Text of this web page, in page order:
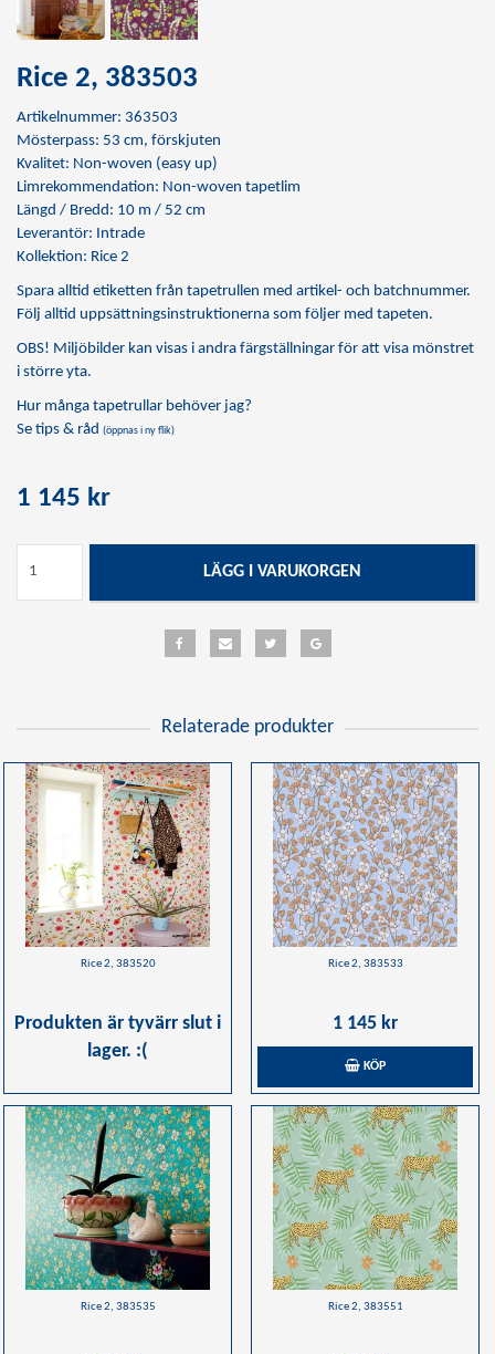
Rice 2, 383503
Artikelnummer: 363503
Mösterpass: 53 cm, förskjuten
Kvalitet: Non-woven (easy up)
Limrekommendation: Non-woven tapetlim
Längd / Bredd: 10 m / 52 cm
Leverantör: Intrade
Kollektion: Rice 2
Spara alltid etiketten från tapetrullen med artikel- och batchnummer.
Följ alltid uppsättningsinstruktionerna som följer med tapeten.
OBS! Miljöbilder kan visas i andra färgställningar för att visa mönstret
i större yta.
Hur många tapetrullar behöver jag?
Se tips & råd (öppnas i ny flik)
1 145 kr
LÄGG I VARUKORGEN
Relaterade produkter
Rice 2, 383520
Produkten är tyvärr slut i
lager. :(
Rice 2, 383533
1 145 kr
KÖP
Rice 2, 383535 Rice 2, 383551